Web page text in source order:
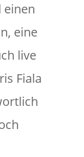
einen
eine
live
Fiala